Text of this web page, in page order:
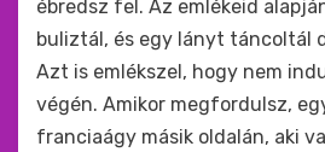
ébredsz fel. Az emlékeid
buliztál, és egy lányt táncoltál
Azt is emlékszel, hogy nem
végén. Amikor megfordulsz,
franciaágy másik oldalán, aki